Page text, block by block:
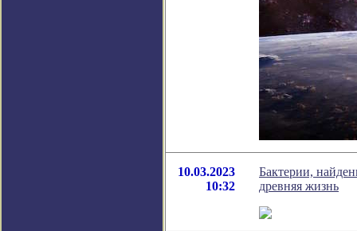
10.03.2023
10:32
Бактерии,
древняя жизнь